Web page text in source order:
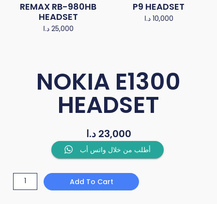
REMAX RB-980HB
HEADSET
25,000 د.ا
P9 HEADSET
10,000 د.ا
NOKIA E1300
HEADSET
23,000 د.ا
أطلب من خلال واتس أب
quantity
Add To Cart